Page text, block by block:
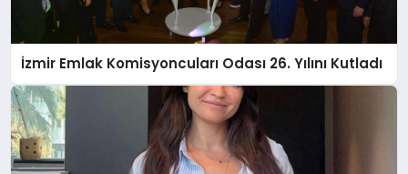
İzmir Emlak Komisyoncuları Odası 26. Yılını Kutladı